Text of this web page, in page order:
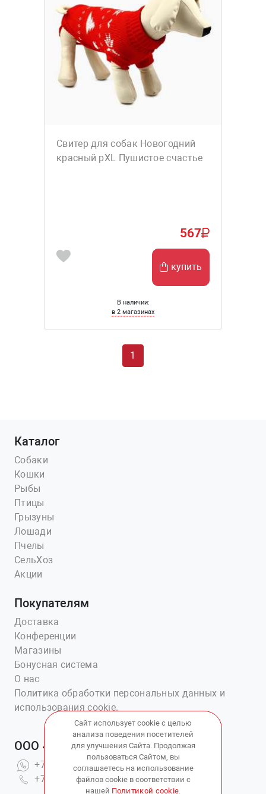
Свитер для собак Новогодний
красный рXL Пушистое счастье
567
купить
В наличии:
в 2 магазинах
1
Каталог
Собаки
Кошки
Рыбы
Птицы
Грызуны
Лошади
Пчелы
СельХоз
Акции
Покупателям
Доставка
Конференции
Магазины
Бонусная система
О нас
Политика обработки персональных данных и
использования cookie.
ООО «Ветаптека №1»
+7(914)703-76-43
+7(423)202-51-15 вн.4
Сайт использует cookie с целью
анализа поведения посетителей
для улучшения Сайта. Продолжая
пользоваться Сайтом, вы
соглашаетесь на использование
файлов cookie в соответствии с
нашей Политикой cookie.